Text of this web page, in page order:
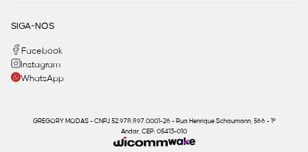
SIGA-NOS
Facebook
Instagram
WhatsApp
GREGORY MODAS - CNPJ 52.978.897.0001-26 - Rua Henrique Schaumann, 566 - 1º
Andar, CEP: 05413-010